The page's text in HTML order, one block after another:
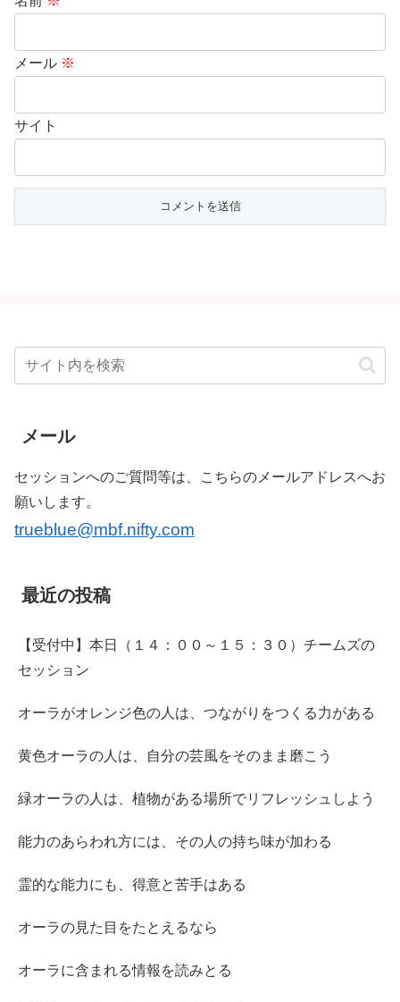
メール ※
サイト
メール
セッションへのご質問等は、こちらのメールアドレスへお
願いします。
trueblue@mbf.nifty.com
最近の投稿
【受付中】本日（１４：００～１５：３０）チームズの
セッション
オーラがオレンジ色の人は、つながりをつくる力がある
黄色オーラの人は、自分の芸風をそのまま磨こう
緑オーラの人は、植物がある場所でリフレッシュしよう
能力のあらわれ方には、その人の持ち味が加わる
霊的な能力にも、得意と苦手はある
オーラの見た目をたとえるなら
オーラに含まれる情報を読みとる